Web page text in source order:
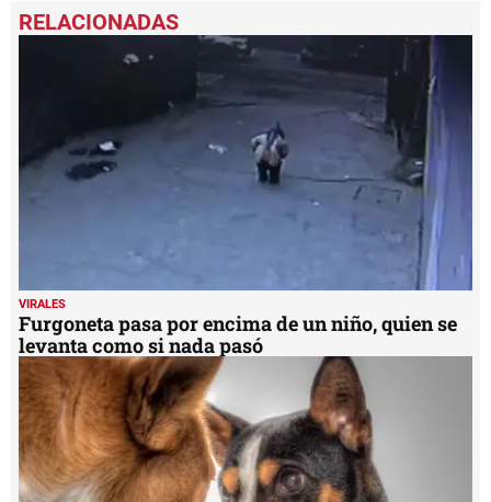
seconds
of
VIRALES
Furgoneta pasa por encima de un niño, quien se
levanta como si nada pasó